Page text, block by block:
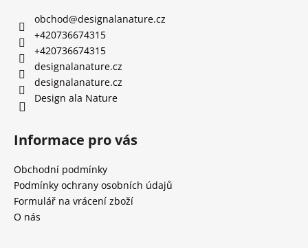
obchod@designalanature.cz
+420736674315
+420736674315
designalanature.cz
designalanature.cz
Design ala Nature
Informace pro vás
Obchodní podmínky
Podmínky ochrany osobních údajů
Formulář na vrácení zboží
O nás